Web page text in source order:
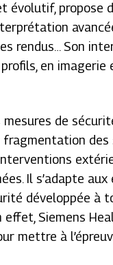
évolutif, propose
rendus… Son
en imagerie
mesures de
fragmentation
Il s’adapte
développée à
Siemens
mettre à